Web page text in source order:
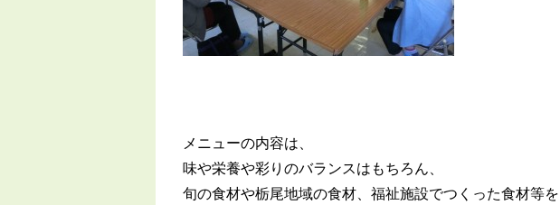
メニューの内容は、
味や栄養や彩りのバランスはもちろん、
旬の食材や栃尾地域の食材、福祉施設でつくった食材等を